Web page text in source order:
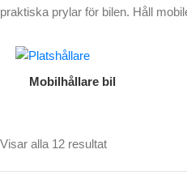
praktiska prylar för bilen. Håll
Mobilhållare bil
Visar alla 12 resultat